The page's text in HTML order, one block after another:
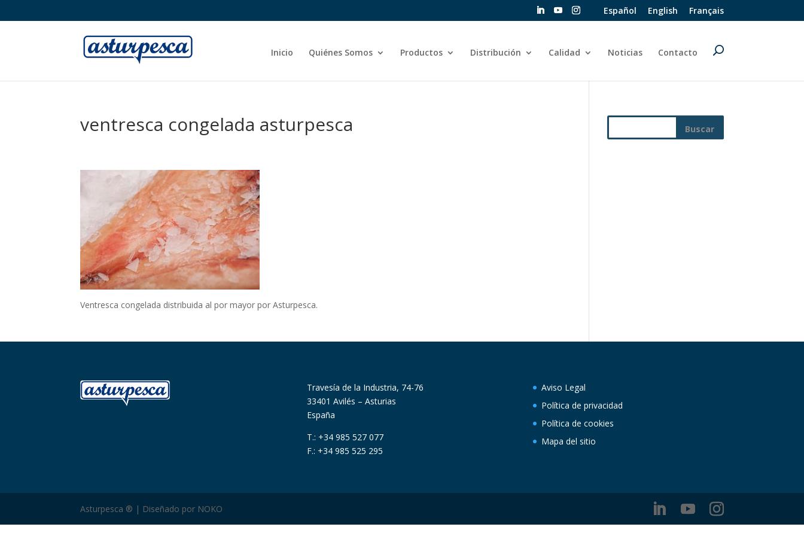
Español English Français
Inicio Quiénes Somos Productos Distribución Calidad Noticias Contacto
ventresca congelada asturpesca
Ventresca congelada distribuida al por mayor por Asturpesca.
Travesía de la Industria, 74-76
33401 Avilés – Asturias
España
T.: +34 985 527 077
F.: +34 985 525 295
Aviso Legal
Política de privacidad
Política de cookies
Mapa del sitio
Asturpesca ® | Diseñado por NOKO